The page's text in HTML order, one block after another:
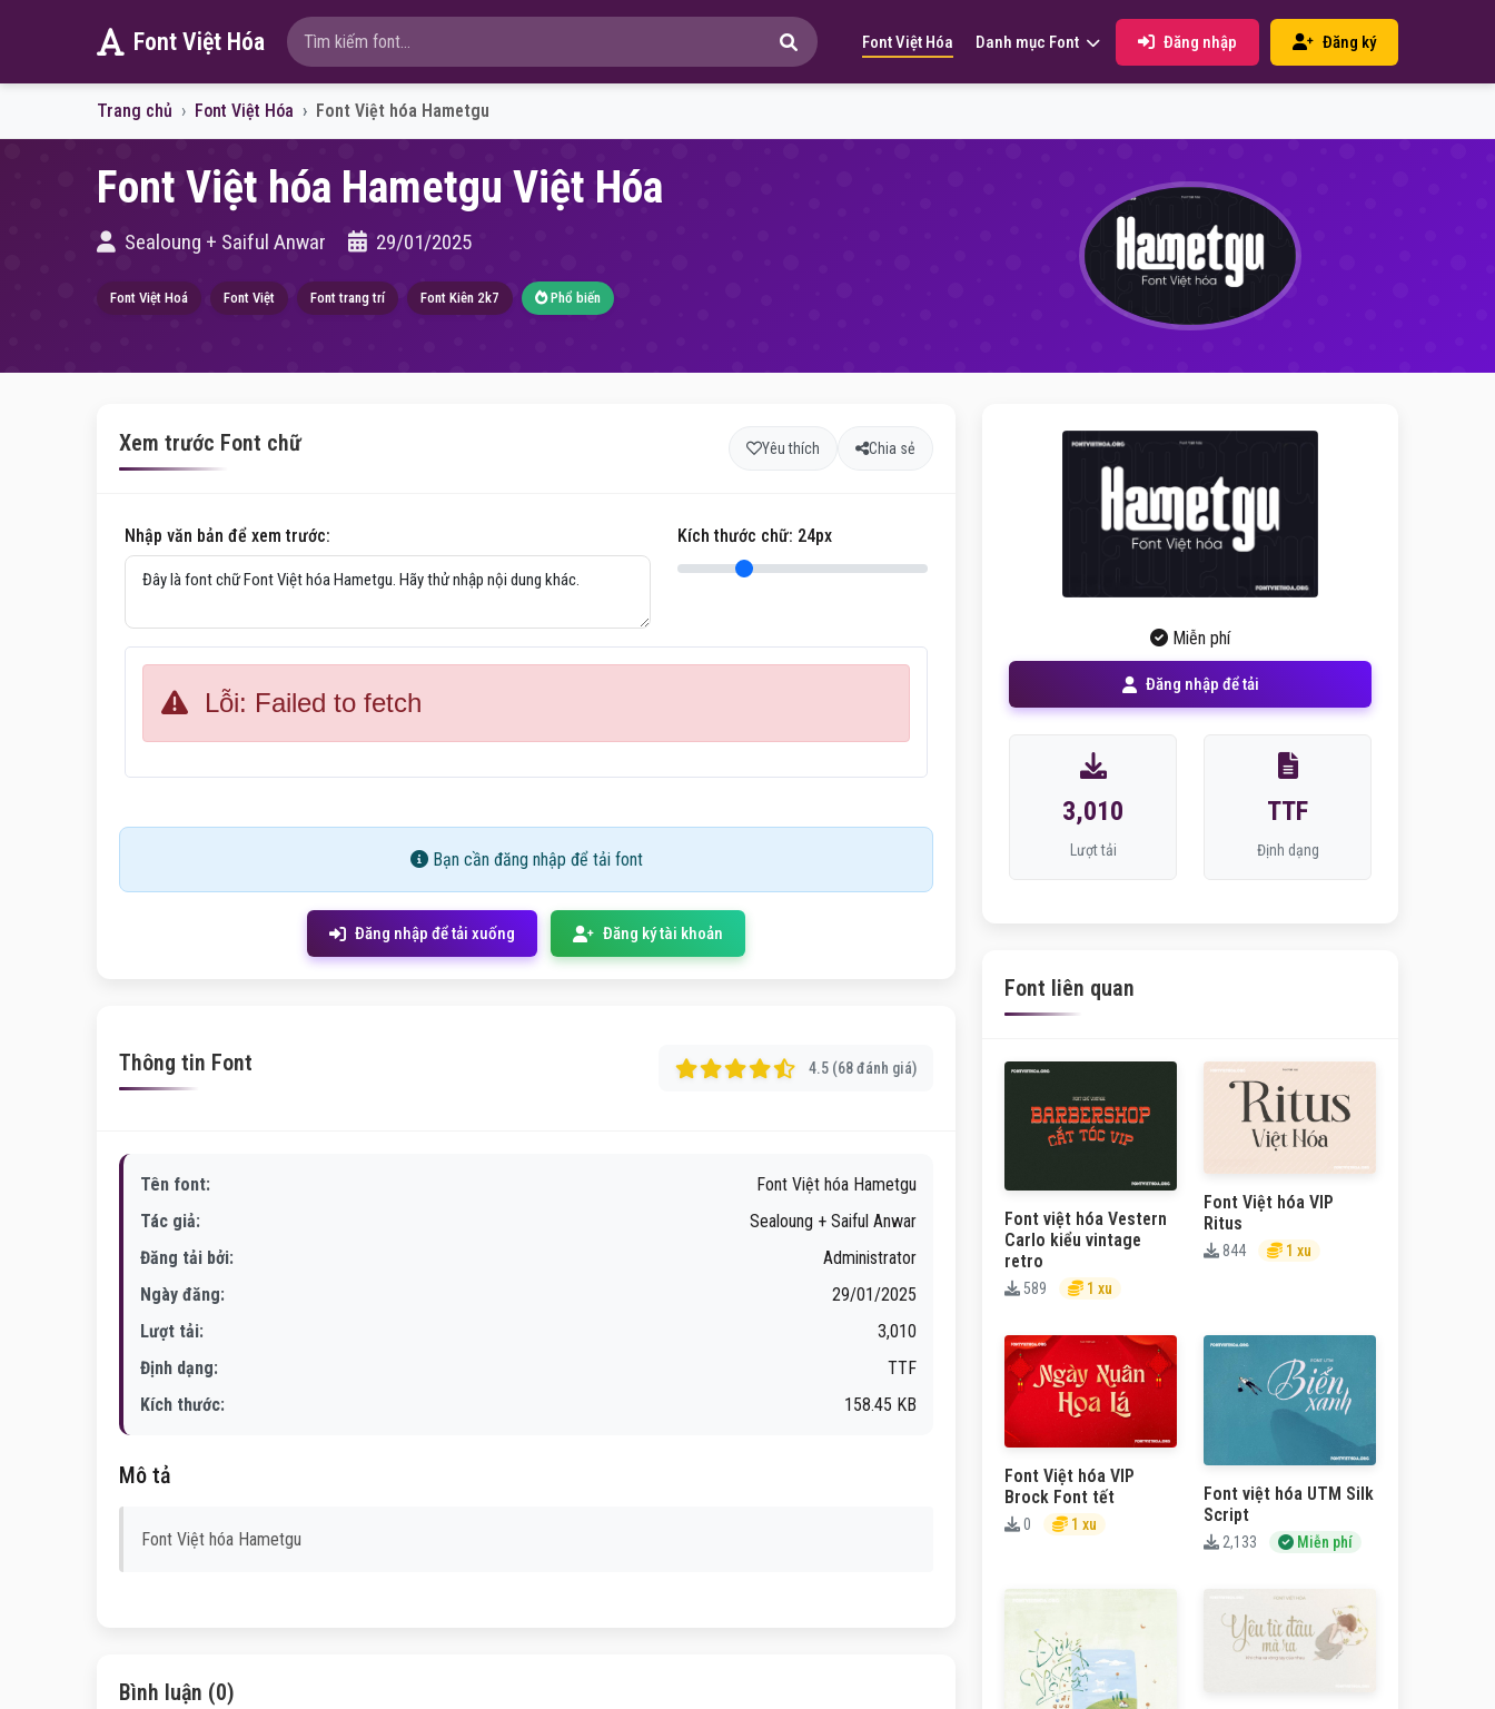
Font Việt Hóa Font Việt Hóa Danh mục Font Đăng nhập Đăng ký
Trang chủ Font Việt Hóa Font Việt hóa Hametgu
Font Việt hóa Hametgu Việt Hóa
Sealoung + Saiful Anwar 29/01/2025
Font Việt Hoá Font Việt Font trang trí Font Kiên 2k7 Phổ biến
Xem trước Font chữ Yêu thích Chia sẻ
Nhập văn bản để xem trước: Kích thước chữ: 24px
Lỗi: Failed to fetch
Bạn cần đăng nhập để tải font
Đăng nhập để tải xuống Đăng ký tài khoản
Thông tin Font 4.5 (68 đánh giá)
Tên font:
Font Việt hóa Hametgu
Tác giả:
Sealoung + Saiful Anwar
Đăng tải bởi:
Administrator
Ngày đăng:
29/01/2025
Lượt tải:
3,010
Định dạng:
TTF
Kích thước:
158.45 KB
Mô tả
Font Việt hóa Hametgu
Bình luận (0)
Miễn phí
Đăng nhập để tải
3,010
Lượt tải
TTF
Định dạng
Font liên quan
Font việt hóa Vestern
Carlo kiểu vintage
retro
589 1 xu
Font Việt hóa VIP
Ritus
844 1 xu
Font Việt hóa VIP
Brock Font tết
0 1 xu
Font việt hóa UTM Silk
Script
2,133 Miễn phí